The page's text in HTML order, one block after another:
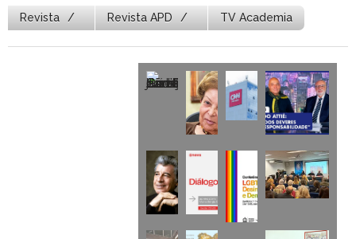
Revista Revista APD TV Academia